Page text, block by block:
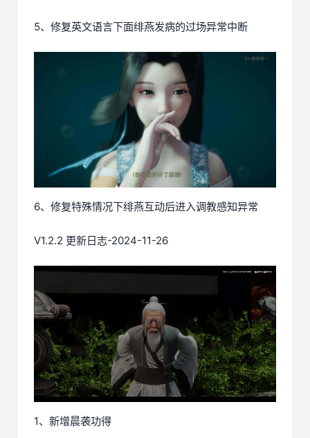
5、修复英文语言下面绯燕发病的过场异常中断
6、修复特殊情况下绯燕互动后进入调教感知异常
V1.2.2 更新日志-2024-11-26
1、新增晨袭功得